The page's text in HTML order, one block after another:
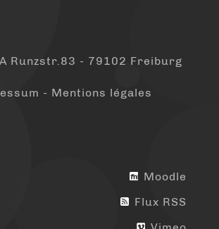
Runzstr.83 - 79102 Freiburg
- Mentions légales
Moodle
Flux RSS